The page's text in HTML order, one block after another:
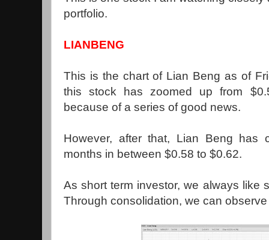
portfolio.
LIANBENG
This is the chart of Lian Beng as of
this stock has zoomed up from
because of a series of good news.
However, after that, Lian Beng has
months in between $0.58 to $0.62.
As short term investor, we always like
Through consolidation, we can